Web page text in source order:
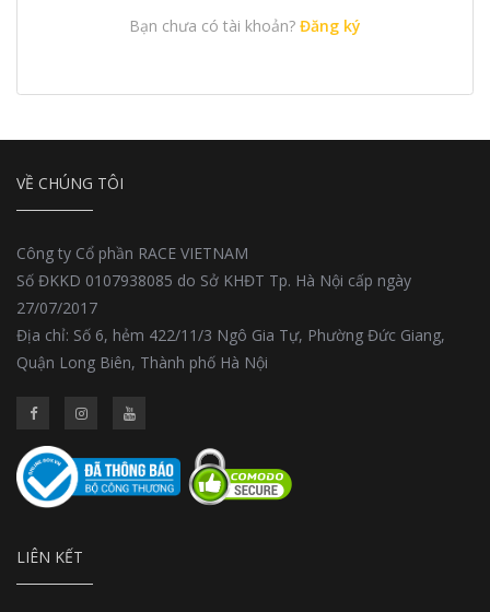
Bạn chưa có tài khoản? Đăng ký
VỀ CHÚNG TÔI
Công ty Cổ phần RACE VIETNAM
Số ĐKKD 0107938085 do Sở KHĐT Tp. Hà Nội cấp ngày
27/07/2017
Địa chỉ: Số 6, hẻm 422/11/3 Ngô Gia Tự, Phường Đức Giang,
Quận Long Biên, Thành phố Hà Nội
LIÊN KẾT